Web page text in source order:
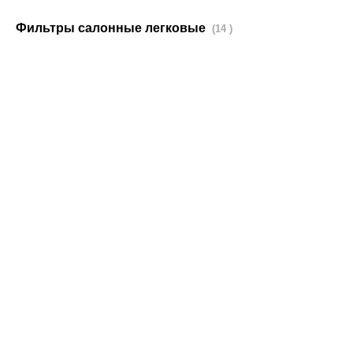
Фильтры салонные легковые (14 )